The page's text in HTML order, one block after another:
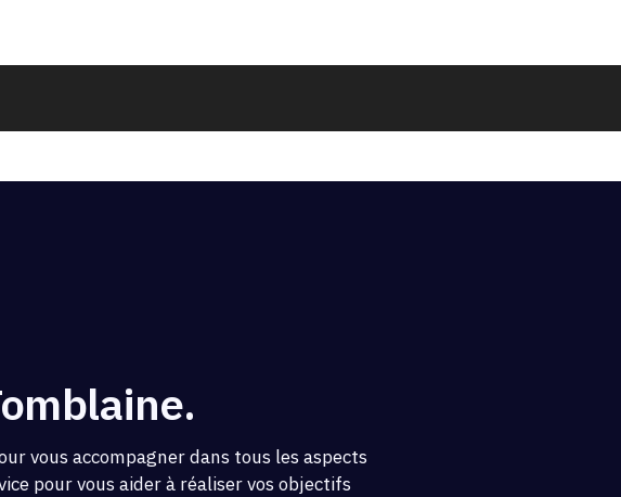
vous accompagner dans tous les aspects
pour vous aider à réaliser vos objectifs